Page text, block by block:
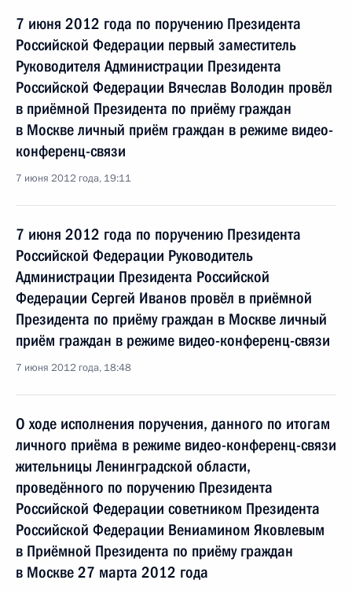
7 июня 2012 года по поручению Президента
Российской Федерации первый заместитель
Руководителя Администрации Президента
Российской Федерации Вячеслав Володин провёл
в приёмной Президента по приёму граждан
в Москве личный приём граждан в режиме видео-
конференц-связи
7 июня 2012 года, 19:11
7 июня 2012 года по поручению Президента
Российской Федерации Руководитель
Администрации Президента Российской
Федерации Сергей Иванов провёл в приёмной
Президента по приёму граждан в Москве личный
приём граждан в режиме видео-конференц-связи
7 июня 2012 года, 18:48
О ходе исполнения поручения, данного по итогам
личного приёма в режиме видео-конференц-связи
жительницы Ленинградской области,
проведённого по поручению Президента
Российской Федерации советником Президента
Российской Федерации Вениамином Яковлевым
в Приёмной Президента по приёму граждан
в Москве 27 марта 2012 года